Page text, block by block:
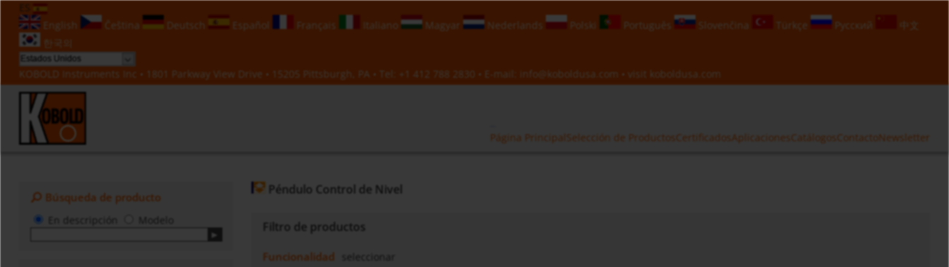
English
Čeština Deutsch Español Français Italiano Magyar Nederlands Polski Português Slovenčina Türkçe Русский
中文
한국의
KOBOLD Instruments Inc • 1801 Parkway View Drive • 15205 Pittsburgh, PA • Tel: +1 412 788 2830 • E-mail: info@koboldusa.com • visit koboldusa.com
Página Principal Selección de Productos CertificadosAplicaciones Catálogos ContactoNewsletter
Búsqueda de producto
Modelo
Péndulo Control de Nivel
Filtro de productos
Funcionalidad